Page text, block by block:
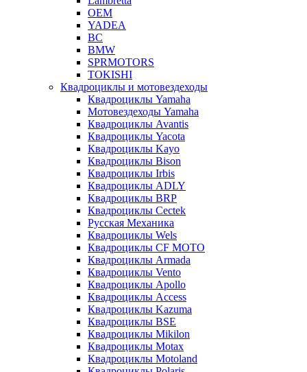
OEM
YADEA
BC
BMW
SPRMOTORS
TOKISHI
Квадроциклы и мотовездеходы
Квадроциклы Yamaha
Мотовездеходы Yamaha
Квадроциклы Avantis
Квадроциклы Yacota
Квадроциклы Kayo
Квадроциклы Bison
Квадроциклы Irbis
Квадроциклы ADLY
Квадроциклы BRP
Квадроциклы Cectek
Русская Механика
Квадроциклы Wels
Квадроциклы CF MOTO
Квадроциклы Armada
Квадроциклы Vento
Квадроциклы Apollo
Квадроциклы Access
Квадроциклы Kazuma
Квадроциклы BSE
Квадроциклы Mikilon
Квадроциклы Motax
Квадроциклы Motoland